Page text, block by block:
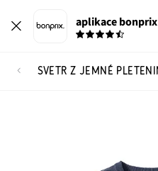
aplikace bonprix